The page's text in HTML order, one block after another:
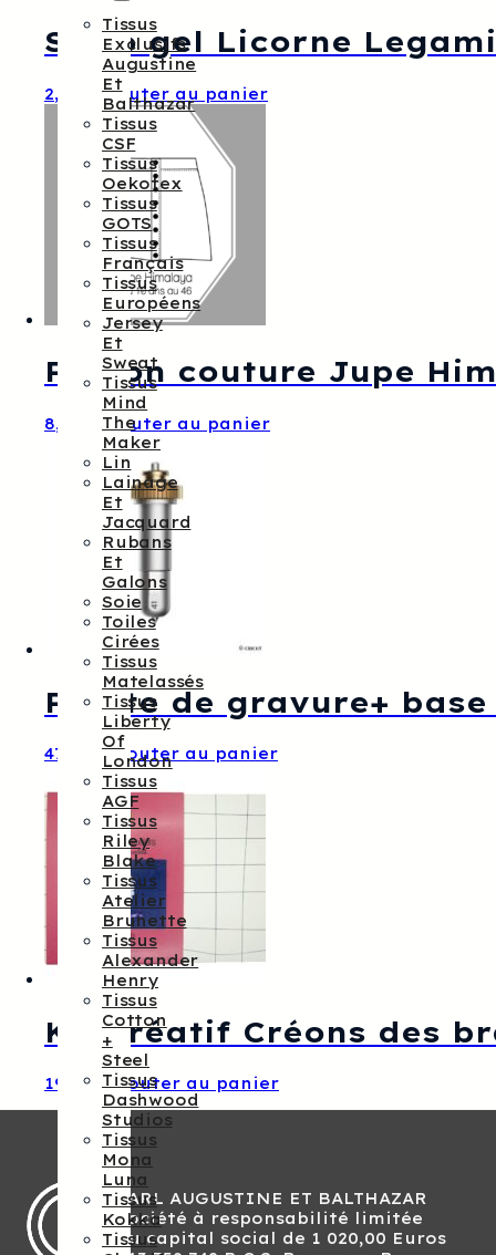
Tissus
Exclusifs
Augustine
Et
Balthazar
Tissus
CSF
Tissus
Oekotex
Tissus
GOTS
Tissus
Français
Tissus
Européens
Jersey
Et
Sweat
Tissus
Mind
The
Maker
Lin
Lainage
Et
Jacquard
Rubans
Et
Galons
Soie
Toiles
Cirées
Tissus
Matelassés
Tissus
Liberty
Of
London
Tissus
AGF
Tissus
Riley
Blake
Tissus
Atelier
Brunette
Tissus
Alexander
Henry
Tissus
Cotton
+
Steel
Tissus
Dashwood
Studios
Tissus
Mona
Luna
Tissus
Kokka
Tissus
Stylo gel Licorne Legami
2,50 Ajouter au panier
Patron couture Jupe
8,00 Ajouter au panier
Pointe de gravure+
47,00 € Ajouter au panier
Kit créatif Créons des
19,00 € Ajouter au panier
SARL AUGUSTINE ET BALTHAZAR
Société à responsabilité limitée
Au capital social de 1 020,00 Euros